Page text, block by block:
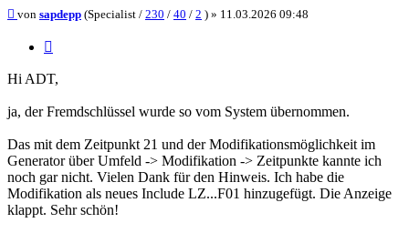
Beitrag
von sapdepp (Specialist / 230 / 40 / 2 ) » 11.03.2026 09:48
Hi ADT,
ja, der Fremdschlüssel wurde so vom System übernommen.
Das mit dem Zeitpunkt 21 und der Modifikationsmöglichkeit im
Generator über Umfeld -> Modifikation -> Zeitpunkte kannte ich
noch gar nicht. Vielen Dank für den Hinweis. Ich habe die
Modifikation als neues Include LZ...F01 hinzugefügt. Die Anzeige
klappt. Sehr schön!